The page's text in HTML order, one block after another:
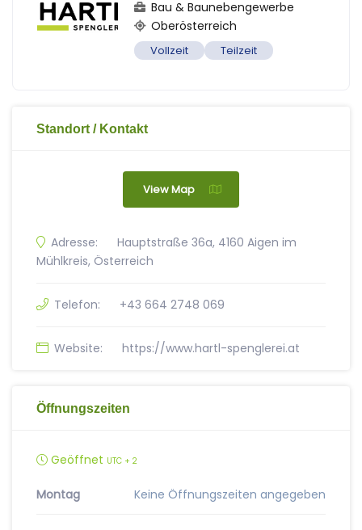
Bau & Baunebengewerbe
Oberösterreich
Vollzeit Teilzeit
Standort / Kontakt
View Map
Adresse:
Hauptstraße 36a, 4160 Aigen im
Mühlkreis, Österreich
Telefon: +43 664 2748 069
Website: https://www.hartl-spenglerei.at
Öffnungszeiten
Geöffnet UTC + 2
Montag Keine Öffnungszeiten angegeben